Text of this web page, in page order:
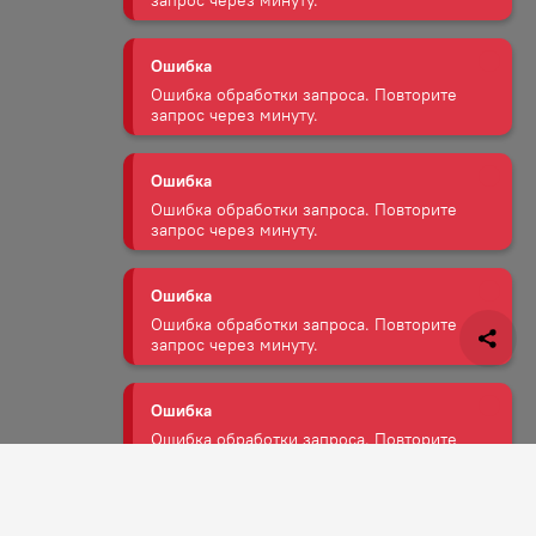
Ошибка
Ошибка обработки запроса. Повторите
запрос через минуту.
Ошибка
Ошибка обработки запроса. Повторите
запрос через минуту.
Ошибка
Ошибка обработки запроса. Повторите
запрос через минуту.
Ошибка
Ошибка обработки запроса. Повторите
запрос через минуту.